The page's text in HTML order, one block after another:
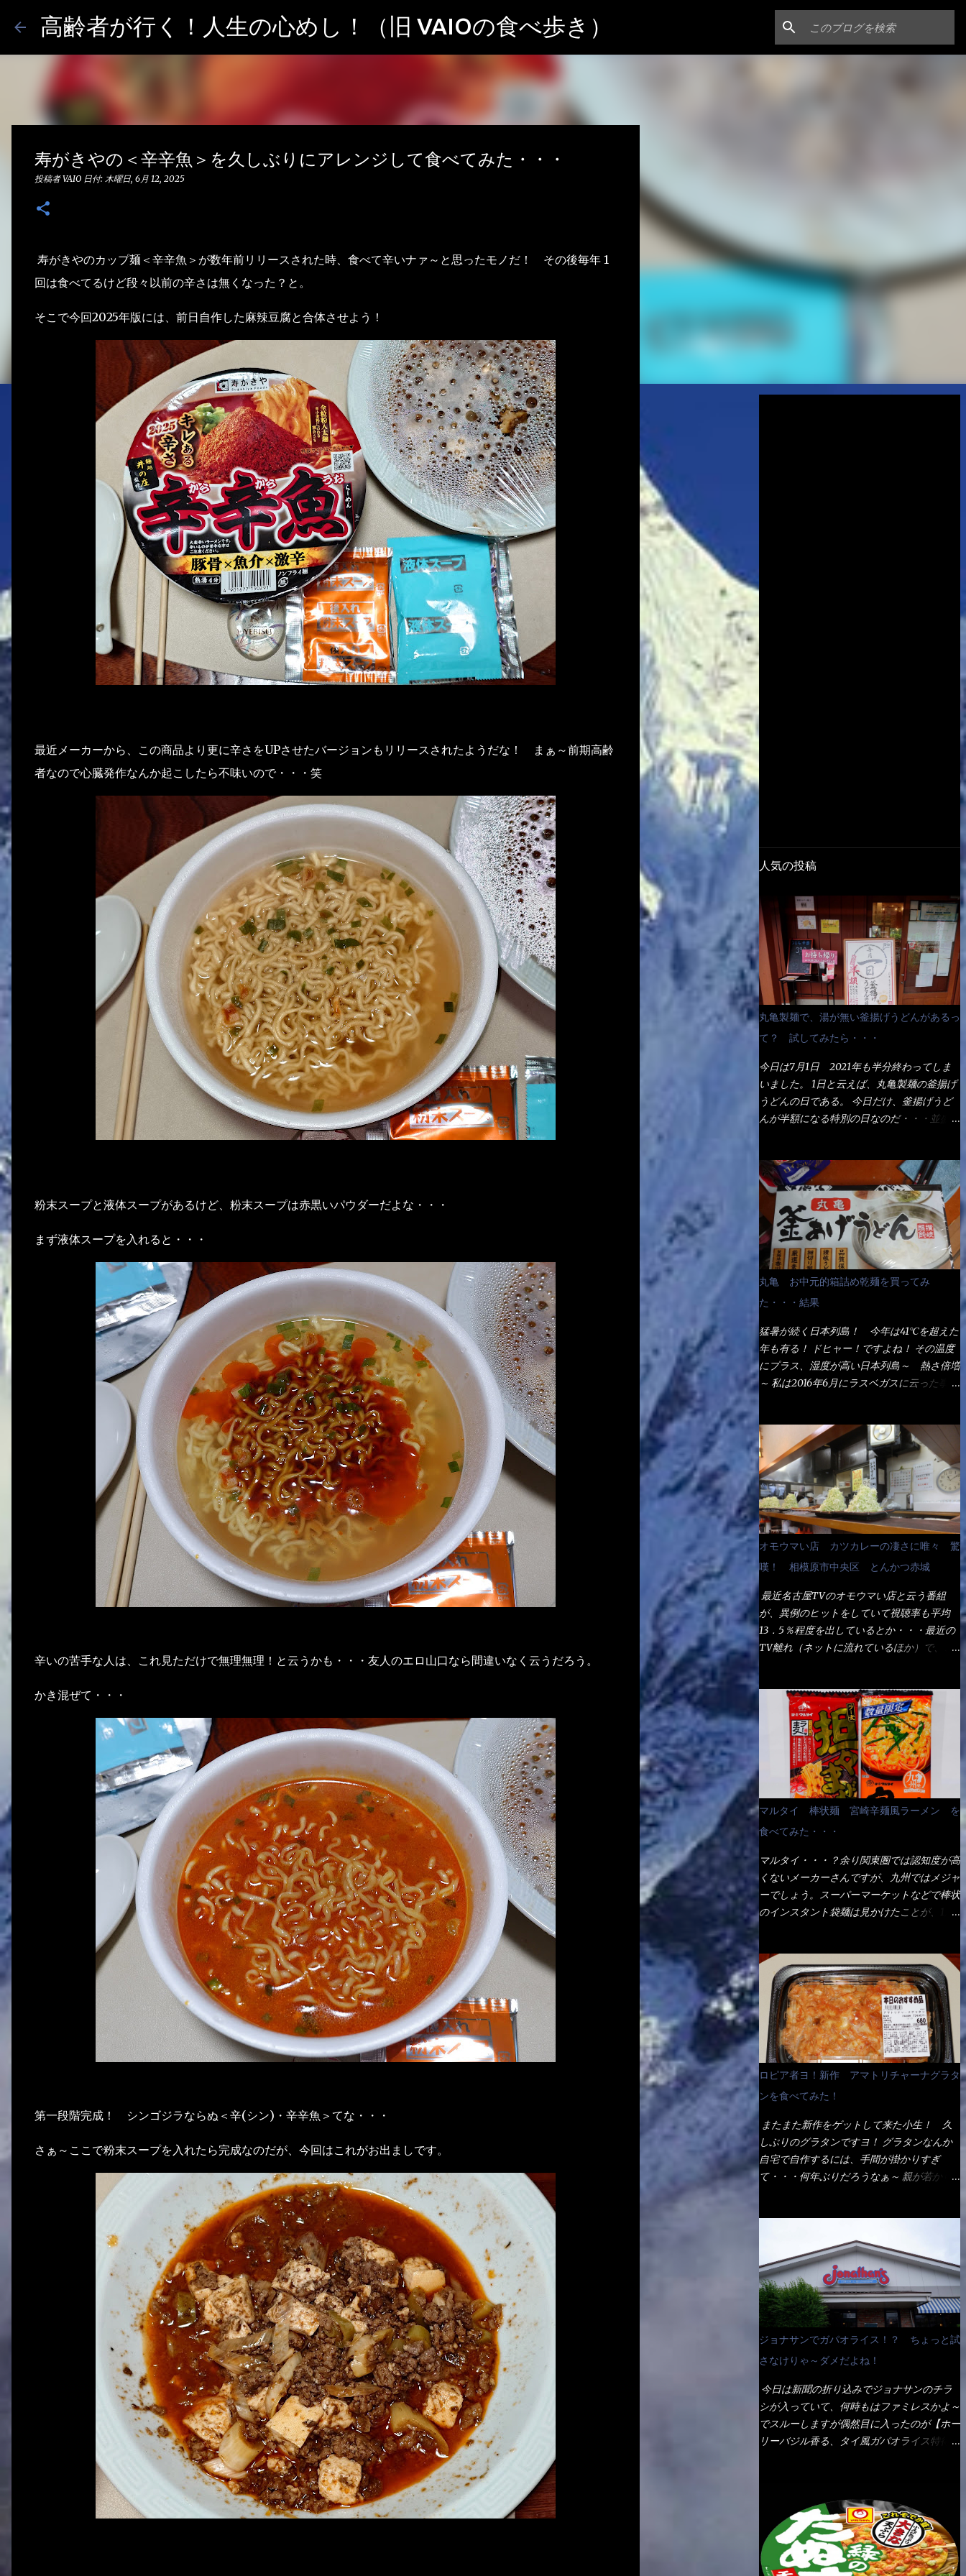
スキップしてメイン コンテンツに移動
高齢者が行く！人生の心めし！（旧 VAIOの食べ歩き）
寿がきやの＜辛辛魚＞を久しぶりにアレンジして食べてみた・・・
投稿者VAIO 日付: 木曜日, 6月 12, 2025
寿がきやのカップ麺＜辛辛魚＞が数年前リリースされた時、食べて辛いナァ～と思ったモノだ！ その後毎年 1
回は食べてるけど段々以前の辛さは無くなった？と。
そこで今回2025年版には、前日自作した麻辣豆腐と合体させよう！
最近メーカーから、この商品より更に辛さをUPさせたバージョンもリリースされたようだな！ まぁ～前期高齢
者なので心臓発作なんか起こしたら不味いので・・・笑
粉末スープと液体スープがあるけど、粉末スープは赤黒いパウダーだよな・・・
まず液体スープを入れると・・・
辛いの苦手な人は、これ見ただけで無理無理！と云うかも・・・友人のエロ山口なら間違いなく云うだろう。
かき混ぜて・・・
第一段階完成！ シンゴジラならぬ＜辛(シン)・辛辛魚＞てな・・・
さぁ～ここで粉末スープを入れたら完成なのだが、今回はこれがお出ましです。
人気の投稿
丸亀製麺で、湯が無い釜揚げうどんがあるっ
て？ 試してみたら・・・
今日は7月1日 2021年も半分終わってしま
いました。 1日と云えば、丸亀製麺の釜揚げ
うどんの日である。 今日だけ、釜揚げうど
んが半額になる特別の日なのだ・・・並盛
いことが2つある！ 1つめは釜揚げうどんの
湯が無い注文が通るか？ 釜揚げうどんは、
木の桶に茹で湯と共に＜うどん＞が泳いでる
～ でもコレって食べきるまで湯に浸かって
いるわけで、最初と最後では麺の固さという
かコシが違う！ だったら湯なんか要らない
じゃん！ 茹で上げ直後の麺だけいいよ！と
なるでしょう。 事前にググって調べたら、
やっぱり＜湯無し＞注文は、裏注文方法とし
てあるらしい。 それと店員によっては、理
解出来ない者も居るらしい云う事。 そこで
ランチ混雑前に、行くのが店への配慮でもあ
る。 11:20 店内に入り・・・『釜揚げうど
し？』（これだ全く理解していないな） す
ると茹で方の若い女性店員が『いい！い
い！！』とオッサンを向こうへやった。 で
サッサと、木桶を用意してうどんだけ入れて
出して来ました。 な～るほど、この事
か・・・ で今日の2021年後半1回目のサラメ
シです。 見事に木桶には湯が入っていな
い、UDONだけです。 しかし、この木桶デ
カイなぁ～ 試したいこと残りの1つが＜得＞
大しか食べていないからね、得がどれくらい
の満腹度になるのか？ この得サイズの木桶
は、銭湯で使う洗い桶サイズだなぁ～ この
木桶サイズに、満々と湯が注がれていたら食
これなら茹で上がった直後のままで、食べ進
められるじゃないか！ 別皿で、葱と天かす
を満タンに用意して、山葵も2つ。 それに湯
が無い利点として、汁が薄まらない！ これ
だよ、これ！！ 湯があると、うどんと共に
汁の方へ湯までも入ってしまう。つまりラー
メンの麺にスープが絡む現象ですな。 結
局、伸びずに汁も薄らむこともなく・・最後
の方で＜だし汁＞を少し追加しました。 腹
収まったし満足達成度100％ 苦しいと云う事
も無いな！ まだ鶏天1個位は入りそうだ
ね。 と云う事で、今回＜釜揚げうどんの湯
無し＞を試したら、確...
丸亀 お中元的箱詰め乾麺を買ってみ
た・・・結果
猛暑が続く日本列島！ 今年は41℃を超えた
年も有る！ ドヒャー！ですよね！ その温度
にプラス、湿度が高い日本列島～ 熱さ倍増
～ 私は2016年6月にラスベガスに云った事が
無いね） 処で今日は何だ！？これです。 丸
亀 釜あげうどん！ 日本には、お中元とお
歳暮という古来からの風習がある。 お中元
は、丁度お盆の夏場に日頃お世話になってい
る方への＜ご挨拶＞としての贈り物の習慣で
す。 今では、大分廃れてしまっているか
と・・・小生もお中元やお歳暮など送った事
は無い！（キッパリ） まぁ～この慣習が残
っているのは、官公庁や超大手企業戦士（昇
進目的）などの世界でしょう。 要は、ゴマ
スリ・・・てな感じかな。 丸亀製麺と云え
ば、大阪誕生→全国区（北海道と沖縄は？）
へ広がった、讃岐饂飩チェーン店大手といっ
舗に寄って違う！と云う人も居るらしい・・
そんな大手讃岐饂飩チェーン店と関係がある
のか？ 箱詰め乾麺！ このパッケージから
すれば、間違いなく贈答用目的でしょう。
そんな贈答用箱詰め饂飩・・・またもやメガ
ドンキで発見し購入！ 中身は、この様な状
態です。 乾麺の束が6束／一パックになって
おり、それが3袋入りです。 18束入りという
わけですね！900ｇの容量となり、1束／50
Amazonで1280円と云った感じです。 で私
は幾らで、メガドンキでゲットしたかって？
それは非常に言いづらい・・・色々と各方面
へ忖度して、激安だったとだけ申し上げまし
ほど茹で上げた状態です。 当家には、高齢
者がいるので少し柔らかく・・・ 茹で上が
った饂飩は、お店の饂飩に比べ＜細い＞で
す。 どちらかと云えば、稲庭饂飩的な太さ
ですね。 さてこれを、どの様に食べるか？
長葱無かったので、玉葱を刻んで八王子ラー
メン風月見つけうどん！ 冷やし釜あげうど
ん～です。 ラーメン丼に、冷水を軽く張っ
て饂飩を盛り付け、お椀に昆布出汁つゆと長
した。 良いじゃないか～...
オモウマい店 カツカレーの凄さに唯々 驚
嘆！ 相模原市中央区 とんかつ赤城
最近名古屋TVのオモウマい店と云う番組
が、異例のヒットをしていて視聴率も平均
13．5％程度を出しているとか・・・最近の
TV離れ（ネットに流れているほか）で、こ
あった！ とんかつ赤城！ 老齢の女性がメ
インで調理場を仕切、老齢の男性が脇をサポ
ートし最近は若い女性がオーダーや片付けを
担当している。 まずはこれを見て欲しい！
カウンターに置かれた＜お皿＞である。 直
ぐに気づいたでしょう！ 何かキャベツが山
じゃないか！？ ハイ、山です。 これが標
準なのです。 普通のとんかつ屋のキャベツ
と比べたら、10人前ほどあるか？ 値段的に
は、メイン（主流は1,000超）＋定食セット
350円程と値段的には、それ程では安い訳で
も無いが、客足が絶えない人気店である。
そんなメニューのなかで、リーズナブルで頂
が・・・今も変わらないと思うけど・・・
これが出てくると、カウンター中からOH～
と声が飛ぶ！ 写真は、キャベツ少なめでお
願いしています。 皿のサイズは、直径30cm
ほどあります。 そこにドカ盛のキャベツと
御飯にカレーがかかっています。 カレーは
辛く無く、食べやすいタイプです。 それじ
ゃ～カツは、ハムカツ程度の薄さだろう？と
思われるかもしれないが・・・違う！ チャ
も揚げたての熱々です。 これを難なく完食
出来なければ、漢では無い！と云っても過言
ではないだろう。 この他も、兎に角ボリュ
ーム満点で＜薄カツ＞と呼ばれるメニュー
が薄いから、2枚乗せにしたらしいけ
マルタイ 棒状麺 宮崎辛麺風ラーメン を
食べてみた・・・
マルタイ・・・？余り関東圏では認知度が高
くないメーカーさんですが、九州ではメジャ
ーでしょう。スーパーマーケットなどで棒状
のインスタント袋麺は見かけたことが、1度
になった乾麺が普通でしょう。マルタイでは
＜棒状＞なのです。 素麺や日本蕎麦などの
乾麺と一緒ですね！ そんなマルタイ棒状ラ
ーメンを、OKストアで見かけ思わず手に取
って買い物篭へ 坦々まぜそばと＜数量限定
＞宮崎辛麺風ラーメン オーッといきなり私
の胃袋をグサッと・・・・ 棒状インスタン
トラーメンのデビューが決まりました。
か・ら・め・ん・辛麺！ 宮崎辛麺はチャル
メラや日清からも出されている、辛口のラー
メンじゃん！！ 酸っぱくしたら、酸辣湯
麺？なんてね。 よし今日のサラメシは、宮
崎辛麺にしよう！ それではまず袋を開ける
ない姿・・・何だかチョッと高級感的
な・・・だって透明なトレイに並んだ棒状麺
なんて見慣れないからねぇ～（コストがかか
る） 袋の裏側を見ると、韮とか卵の用意を
勧めている。 それなばらと冷蔵庫にあっ
た、黒豆モヤシ・韮・生卵を用意しました。
まず鍋1で湯を沸かし、麺を茹でる！ 小鍋
で別に湯を沸かし卵を溶きながら投入～ 次
にモヤシを入れて、粉末スープを投入！！
上がったら、丼へ入れてから小鍋のスープを
丼の中へ 最後に小鍋の具を上にかけ、韮の
葉の部分をドサッと乗せて調味油を入れて完
成です。 どうでしょう？ 見た目 Goodデ
イ・ノンスチーム製法で仕上げた、生めんに
近い風味のストレートめんです。 豚の旨味
に数種類の唐辛子、ニンニクを加えた辛さと
コクが凝縮された醤油ベースのスープです。
調味油に赤ラー油とごま油を使用することに
ロピア者ヨ！新作 アマトリチャーナグラタ
ンを食べてみた！
またまた新作をゲットして来た小生！ 久
しぶりのグラタンですヨ！ グラタンなんか
自宅で自作するには、手間が掛かりすぎ
て・・・何年ぶりだろうなぁ～ 親が若かり
らしいですよ！ 何処からの情報？ ウィキ
ペディアから・・・そうだろうな～笑 電子
レンジで弱めのワット（小生は500Wで3分
程度）温めてテーブルへ これ店舗の調理場
で、製造しているけど考えるに大き目のオー
ブン皿で焼いて、大凡の目安で小分けにして
いるようで、パックをよーく見たら表面のチ
ーズの乗り具合に結構な差が出ていた・・・
チーズに焦げ目が付いているのを、しっかり
確認し買うことをオススメします。（取り分
け量にも若干有り差がでてるだろう） 早速
タバスコを振りかけて食べてみると・・・結
使ってみたら、これが凄くうまくすくえるん
だよねぇ～（このスプーン当たりだね） 今
回新作のグラタンを頂きましたが、まずまず
の美味しさとダイソーのカレースプーンの。
すくい上げ力の良さを再度認識できました。
ジョナサンでガパオライス！？ ちょっと試
さなけりゃ～ダメだよね！
今日は新聞の折り込みでジョナサンのチラ
シが入っていて、何時もはファミレスかよ～
でスルーしますが偶然目に入ったのが【ホー
リーバジル香る、タイ風ガパオライス特得ク
て・・・今日じゃん！！ そこで近くのお店
へ・・・・ モーニング以外の通常メニュー
は、10:30以降に提供されるので10:40頃に店
内へ 私は基本的、どの店に行っても同じメ